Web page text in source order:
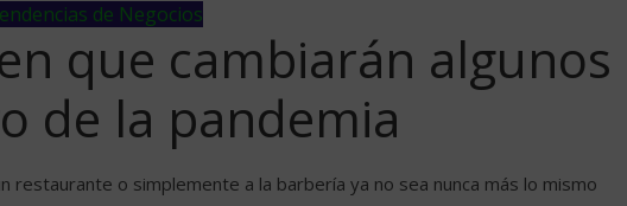
de Negocios
que cambiarán algunos
de la pandemia
restaurante o simplemente a la barbería ya no sea nunca más lo mismo